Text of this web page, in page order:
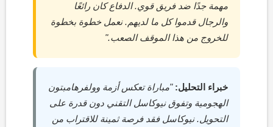
مهمة جدًا ضد فريق قوي. الدفاع كان رائعًا
والرجال قدموا كل ما لديهم. نعمل خطوة بخطوة
للخروج من هذا الموقف الصعب."
خبراء التحليل: "مباراة تعكس أزمة وولفرهامبتون
الهجومية وتفوق نيوكاسل التقني دون قدرة على
التحويل. نيوكاسل فقد فرصة ثمينة للاقتراب من